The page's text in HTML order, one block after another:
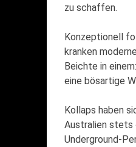
zu schaffen.
Konzeptionell
kranken
Beichte in
eine bösartige
Kollaps haben
Australien stets
Underground-